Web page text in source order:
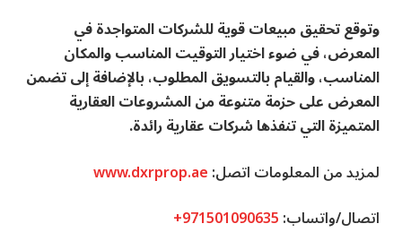
وتوقع تحقيق مبيعات قوية للشركات المتواجدة في
المعرض، في ضوء اختيار التوقيت المناسب والمكان
المناسب، والقيام بالتسويق المطلوب، بالإضافة إلى تضمن
المعرض على حزمة متنوعة من المشروعات العقارية
المتميزة التي تنفذها شركات عقارية رائدة.
لمزيد من المعلومات اتصل:www.dxrprop.ae
اتصال/واتساب:+971501090635